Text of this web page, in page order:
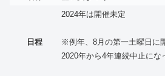
日程
2024年は開催未定
※例年、8月の第一土曜日に
2020年から4年連続中止にな